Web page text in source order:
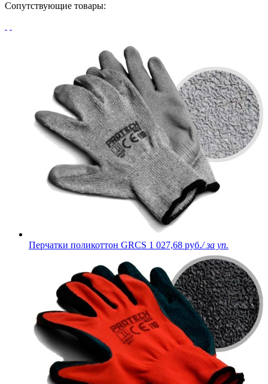
Сопутствующие товары:
Перчатки поликоттон GRCS 1 027,68 руб./ за уп.